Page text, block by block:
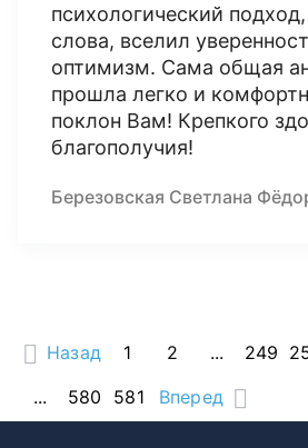
психологический
слова, вселил
оптимизм. Сама общая
прошла легко и
поклон Вам! Крепкого
благополучия!
Березовская Светлана
Назад 1 2 ... 249
...
580 581 Вперед